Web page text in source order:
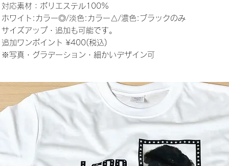
対応素材：ポリエステル100%
ホワイト:カラー◎/淡色:カラー△/濃色:ブラックのみ
サイズアップ・追加も可能です。
追加ワンポイント ¥400(税込)
※写真・グラデーショ ン・細かいデザイン可